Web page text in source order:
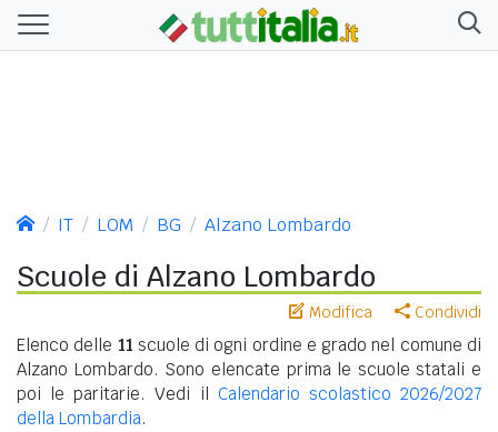
IT LOM BG Alzano Lombardo
Scuole di Alzano Lombardo
Modifica Condividi
Elenco delle 11 scuole di ogni ordine e grado nel comune di
Alzano Lombardo. Sono elencate prima le scuole statali e
poi le paritarie. Vedi il Calendario scolastico 2026/2027
della Lombardia.